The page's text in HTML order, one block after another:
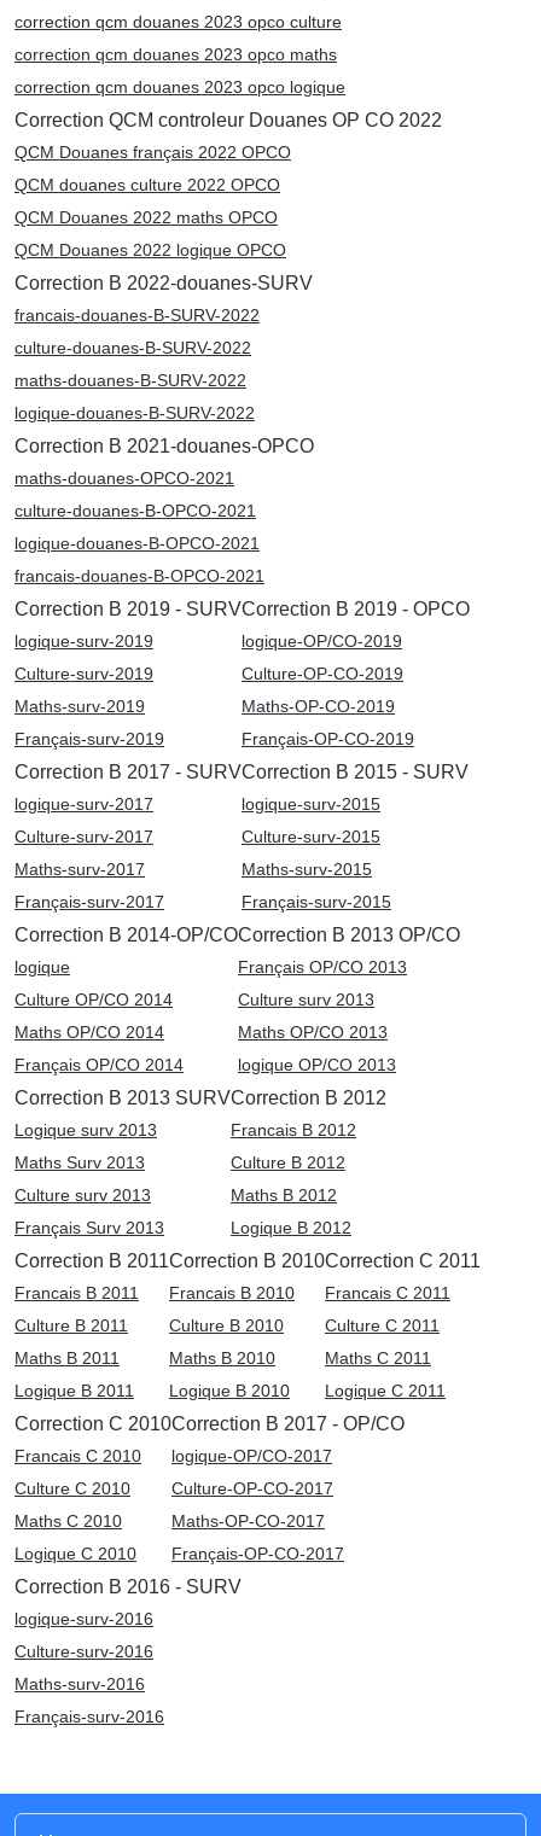
correction qcm douanes 2023 opco culture
correction qcm douanes 2023 opco maths
correction qcm douanes 2023 opco logique
Correction QCM controleur Douanes OP CO 2022
QCM Douanes français 2022 OPCO
QCM douanes culture 2022 OPCO
QCM Douanes 2022 maths OPCO
QCM Douanes 2022 logique OPCO
Correction B 2022-douanes-SURV
francais-douanes-B-SURV-2022
culture-douanes-B-SURV-2022
maths-douanes-B-SURV-2022
logique-douanes-B-SURV-2022
Correction B 2021-douanes-OPCO
maths-douanes-OPCO-2021
culture-douanes-B-OPCO-2021
logique-douanes-B-OPCO-2021
francais-douanes-B-OPCO-2021
Correction B 2019 - SURV
logique-surv-2019
Culture-surv-2019
Maths-surv-2019
Français-surv-2019
Correction B 2019 - OPCO
logique-OP/CO-2019
Culture-OP-CO-2019
Maths-OP-CO-2019
Français-OP-CO-2019
Correction B 2017 - SURV
logique-surv-2017
Culture-surv-2017
Maths-surv-2017
Français-surv-2017
Correction B 2015 - SURV
logique-surv-2015
Culture-surv-2015
Maths-surv-2015
Français-surv-2015
Correction B 2014-OP/CO
logique
Culture OP/CO 2014
Maths OP/CO 2014
Français OP/CO 2014
Correction B 2013 OP/CO
Français OP/CO 2013
Culture surv 2013
Maths OP/CO 2013
logique OP/CO 2013
Correction B 2013 SURV
Logique surv 2013
Maths Surv 2013
Culture surv 2013
Français Surv 2013
Correction B 2012
Francais B 2012
Culture B 2012
Maths B 2012
Logique B 2012
Correction B 2011
Francais B 2011
Culture B 2011
Maths B 2011
Logique B 2011
Correction B 2010
Francais B 2010
Culture B 2010
Maths B 2010
Logique B 2010
Correction C 2011
Francais C 2011
Culture C 2011
Maths C 2011
Logique C 2011
Correction C 2010
Francais C 2010
Culture C 2010
Maths C 2010
Logique C 2010
Correction B 2017 - OP/CO
logique-OP/CO-2017
Culture-OP-CO-2017
Maths-OP-CO-2017
Français-OP-CO-2017
Correction B 2016 - SURV
logique-surv-2016
Culture-surv-2016
Maths-surv-2016
Français-surv-2016